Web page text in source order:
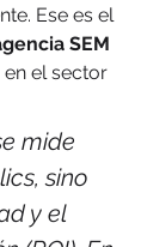
Ese es el
SEM
el sector
mide
sino
y el